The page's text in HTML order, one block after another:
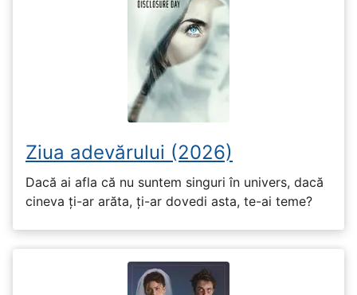
Ziua adevărului (2026)
Dacă ai afla că nu suntem singuri în univers, dacă
cineva ți-ar arăta, ți-ar dovedi asta, te-ai teme?